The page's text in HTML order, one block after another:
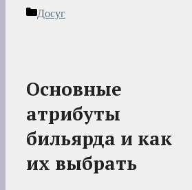
Рубрики
Досуг
Основные
атрибуты
бильярда и как
их выбрать